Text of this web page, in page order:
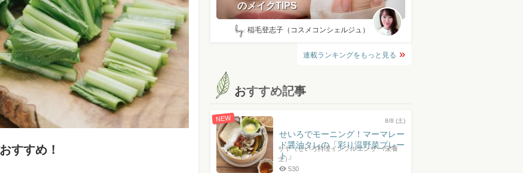
すすめ！
のメイクTIPS
by: 稲毛登志子（コスメコンシェルジュ）
連載ランキングをもっと見る
おすすめ記事
NEW 8/8 (土)
せいろでモーニング！マーマレー
ド醤油タレの「彩り温野菜プレー
ト」
サヤ（せいろ料理インフルエンサー/栄養
士）
530